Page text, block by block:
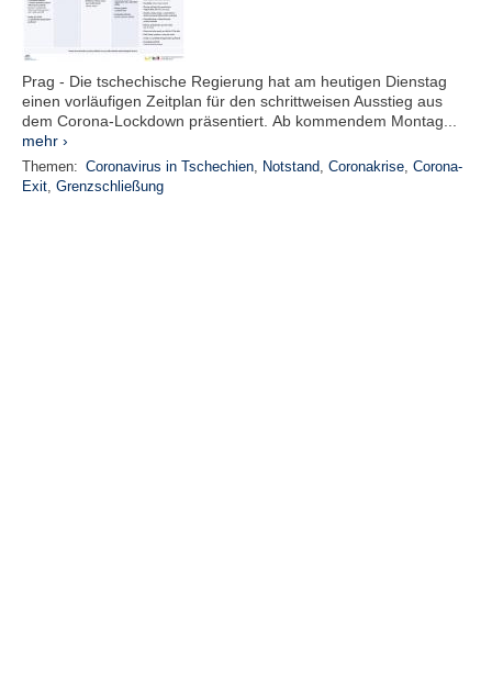
Prag - Die tschechische Regierung hat am heutigen Dienstag
einen vorläufigen Zeitplan für den schrittweisen Ausstieg aus
dem Corona-Lockdown präsentiert. Ab kommendem Montag...
mehr ›
Themen: Coronavirus in Tschechien, Notstand, Coronakrise, Corona-
Exit, Grenzschließung